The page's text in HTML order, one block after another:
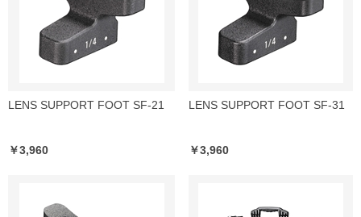
LENS SUPPORT FOOT SF-21
￥3,960
LENS SUPPORT FOOT SF-31
￥3,960